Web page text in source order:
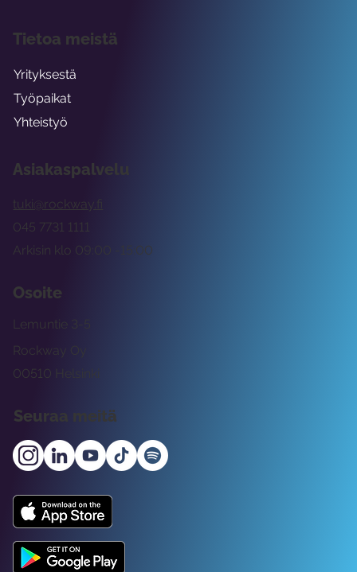
Asiakaspalvelu
tuki@rockway.fi
Arkisin klo 09:00 -15:00
045 7731 1111
Osoite
Rockway Oy
Lemuntie 3-5
00510 Helsinki
Seuraa meitä
Tietoa meistä
Yrityksestä
Työpaikat
Yhteistyö